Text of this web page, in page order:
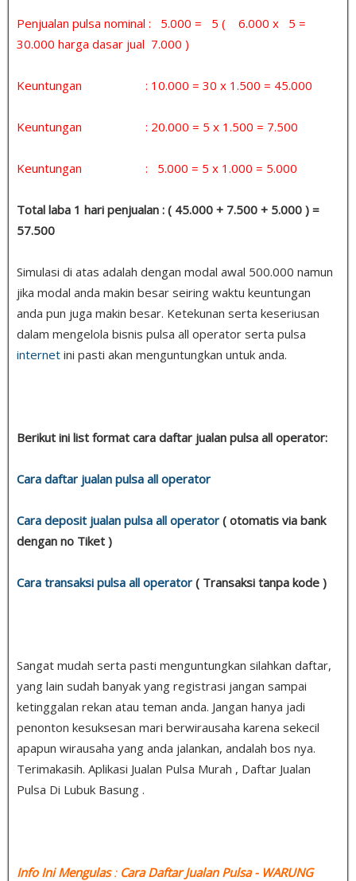
Penjualan pulsa nominal : 5.000 = 5 ( 6.000 x 5 =
30.000 harga dasar jual 7.000 )
Keuntungan : 10.000 = 30 x 1.500 = 45.000
Keuntungan : 20.000 = 5 x 1.500 = 7.500
Keuntungan : 5.000 = 5 x 1.000 = 5.000
Total laba 1 hari penjualan : ( 45.000 + 7.500 + 5.000 ) =
57.500
Simulasi di atas adalah dengan modal awal 500.000 namun
jika modal anda makin besar seiring waktu keuntungan
anda pun juga makin besar. Ketekunan serta keseriusan
dalam mengelola bisnis pulsa all operator serta pulsa
internet ini pasti akan menguntungkan untuk anda.
Berikut ini list format cara daftar jualan pulsa all operator:
Cara daftar jualan pulsa all operator
Cara deposit jualan pulsa all operator ( otomatis via bank
dengan no Tiket )
Cara transaksi pulsa all operator ( Transaksi tanpa kode )
Sangat mudah serta pasti menguntungkan silahkan daftar,
yang lain sudah banyak yang registrasi jangan sampai
ketinggalan rekan atau teman anda. Jangan hanya jadi
penonton kesuksesan mari berwirausaha karena sekecil
apapun wirausaha yang anda jalankan, andalah bos nya.
Terimakasih. Aplikasi Jualan Pulsa Murah , Daftar Jualan
Pulsa Di Lubuk Basung .
Info Ini Mengulas: Cara Daftar Jualan Pulsa- WARUNG